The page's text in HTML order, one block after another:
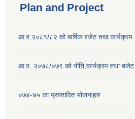
Plan and Project
आ.व.२०८१/८२ को बार्षिक बजेट तथा कार्यक्रम
आ.व. २०७८/०७९ को नीति,कार्यक्रम तथा बजेट
०७४-७५ का प्रस्तावित योजनाहरु